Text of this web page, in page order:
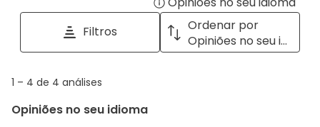
a
with
Filtros
Ordenar por
Opiniões no seu idioma
1
4
1 – 4 de 4 análises
Opiniões no seu idioma